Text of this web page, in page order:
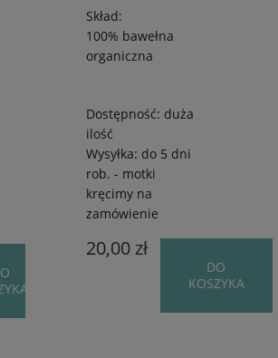
Skład:
100% bawełna
organiczna
Dostępność: duża
ilość
Wysyłka: do 5 dni
rob. - motki
kręcimy na
zamówienie
20,00 zł
DO
KOSZYKA